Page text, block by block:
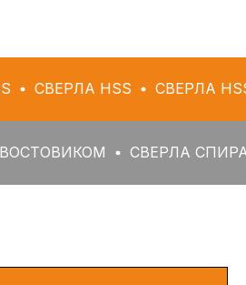
HSS СВЕРЛА HSS
СВЕРЛА СПИРАЛЬНЫЕ